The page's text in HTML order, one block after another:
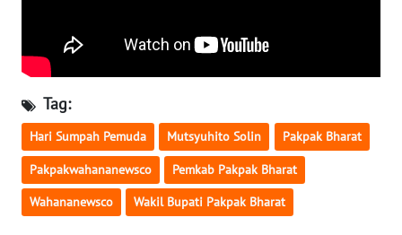
Tag:
Hari Sumpah Pemuda Mutsyuhito Solin Pakpak Bharat
Pakpakwahananewsco Pemkab Pakpak Bharat
Wahananewsco Wakil Bupati Pakpak Bharat
SUMSEL
WN
BENGKULU
WN
LAMPUNG
WN